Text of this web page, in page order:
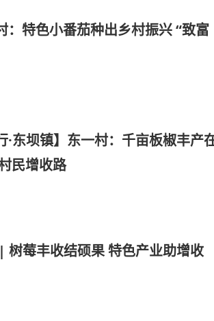
：特色小番茄种出乡村振兴 “致富
·东坝镇】东一村：千亩板椒丰产
民增收路
树莓丰收结硕果 特色产业助增收